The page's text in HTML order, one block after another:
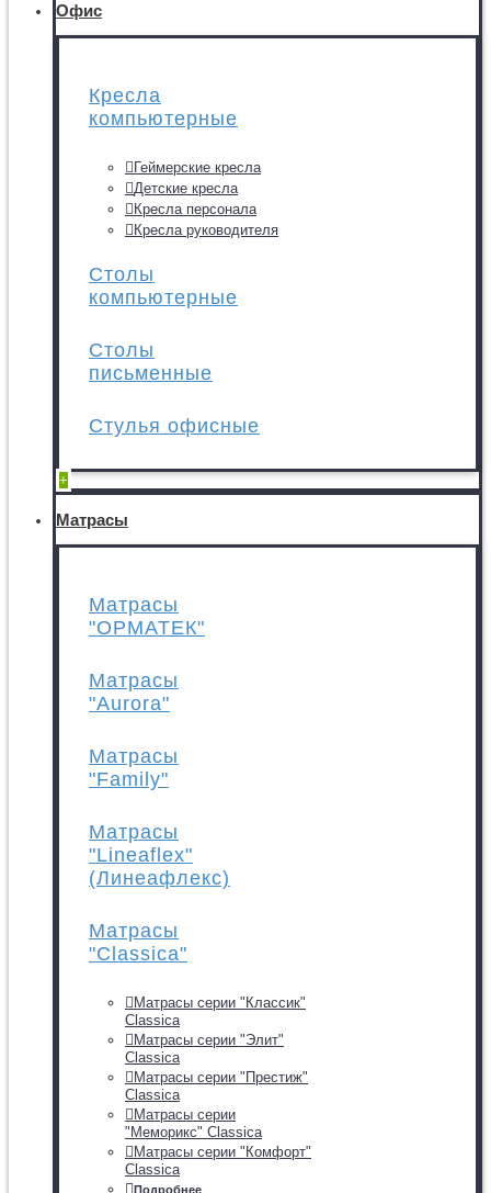
Офис
Кресла
компьютерные
Геймерские кресла
Детские кресла
Кресла персонала
Кресла руководителя
Столы
компьютерные
Столы
письменные
Стулья офисные
+
Матрасы
Матрасы
"ОРМАТЕК"
Матрасы
"Aurora"
Матрасы
"Family"
Матрасы
"Lineaflex"
(Линеафлекс)
Матрасы
"Classica"
Матрасы серии "Классик"
Classica
Матрасы серии "Элит"
Classica
Матрасы серии "Престиж"
Classica
Матрасы серии
"Меморикс" Classica
Матрасы серии "Комфорт"
Classica
Подробнее